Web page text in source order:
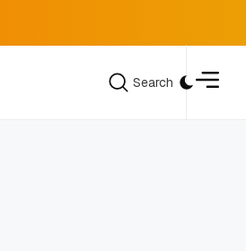
Search